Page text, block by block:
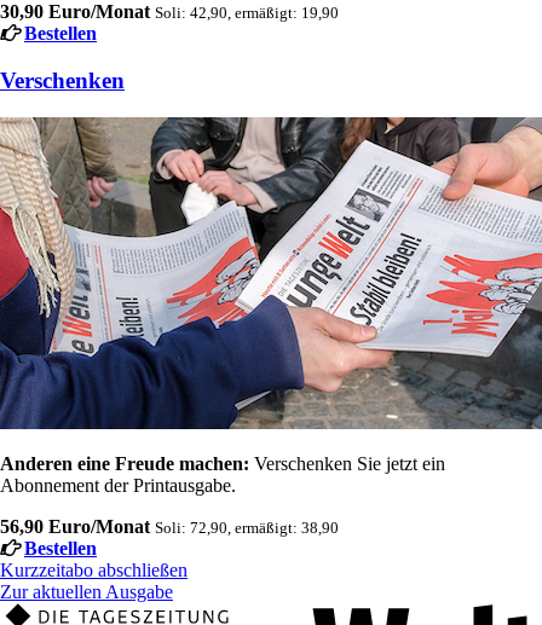
30,90 Euro/Monat Soli: 42,90, ermäßigt: 19,90
Bestellen
Verschenken
Anderen eine Freude machen: Verschenken Sie jetzt ein
Abonnement der Printausgabe.
56,90 Euro/Monat Soli: 72,90, ermäßigt: 38,90
Bestellen
Kurzzeitabo abschließen
Zur aktuellen Ausgabe